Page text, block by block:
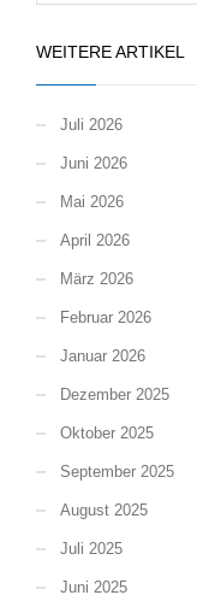
WEITERE ARTIKEL
Juli 2026
Juni 2026
Mai 2026
April 2026
März 2026
Februar 2026
Januar 2026
Dezember 2025
Oktober 2025
September 2025
August 2025
Juli 2025
Juni 2025